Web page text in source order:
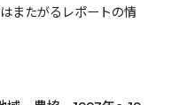
またがるレポートの情